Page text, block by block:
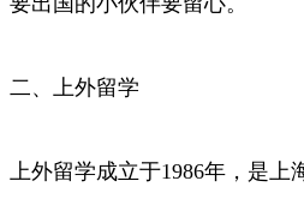
二、上外留学
上外留学成立于1986年，是